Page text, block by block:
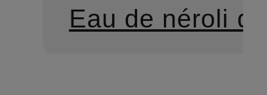
Eau de néroli